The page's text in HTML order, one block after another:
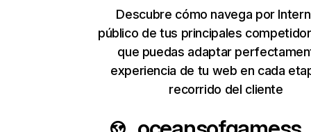
Descubre cómo navega por
público de tus principales
que puedas adaptar
experiencia de tu web en cada
recorrido del cliente